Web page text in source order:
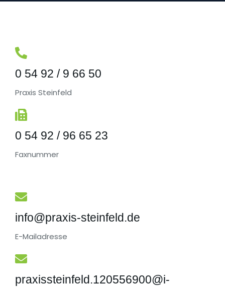
0 54 92 / 9 66 50
Praxis Steinfeld
0 54 92 / 96 65 23
Faxnummer
info@praxis-steinfeld.de
E-Mailadresse
praxissteinfeld.120556900@i-